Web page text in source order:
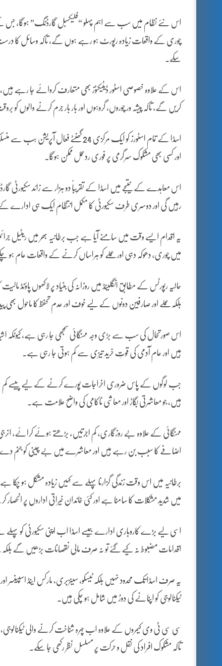
اس نئے نظام میں سب سے اہم پہلو “فلیکسبل گارڈنگ” ہوگا، جس کے
چوری کے واقعات زیادہ رپورٹ ہو رہے ہوں گے، تاکہ وسائل کا درست
سکے۔
اس کے علاوہ خصوصی اسٹور ڈیٹیکٹوز بھی متعارف کروائے جا رہے ہیں،
کریں گے، تاکہ پیشہ ور چوروں، گروہوں اور بار بار جرم کرنے والوں کو
اسڈا کے تمام اسٹورز کو ایک مرکزی 24
اور کسی بھی مشکوک سرگرمی پر فوری ردعمل ممکن ہوگا۔
اس معاہدے کے نتیجے میں اسڈا کے تقریباً دو ہزار سے زائد سکیورٹی
رہیں گی اور دوسری طرف سکیورٹی کا مکمل انتظام ایک ہی ادارے
یہ اقدام ایسے وقت میں سامنے آیا ہے جب برطانیہ بھر میں ریٹیل
میں چوری، دھوکہ دہی اور عملے کو ہراساں کرنے کے واقعات عام ہو
حالیہ رپورٹس کے مطابق انگلینڈ میں روزانہ کی بنیاد پر لاکھوں پاؤنڈ
بلکہ عملے اور صارفین دونوں کے لیے خوف اور عدم تحفظ کا ماحول بھی
اس صورتحال کی سب سے بڑی وجہ مہنگائی سمجھی جا رہی ہے، کیونکہ
ہیں اور عام آدمی کی قوتِ خرید تیزی سے کم ہوتی جا رہی ہے۔
جب لوگوں کے پاس ضروری اخراجات پورے کرنے کے لیے پیسے کم ہوں
ہیں، جو معاشرتی بگاڑ اور معاشی ناکامی کی واضح علامت ہے۔
مہنگائی کے علاوہ بے روزگاری، کم اجرتیں، بڑھتے ہوئے کرائے،
اضافے کا سبب بن رہے ہیں اور معاشرے میں بے چینی کو جنم
برطانیہ میں اس وقت زندگی گزارنا پہلے سے کہیں زیادہ مشکل ہو
میں شدید مشکلات کا سامنا ہے اور کئی خاندان خیراتی اداروں پر انحصار
اسی لیے بڑے کاروباری ادارے جیسے اسڈا اب اپنی سکیورٹی کو پہلے
اقدامات مضبوط نہ کیے گئے تو نہ صرف مالی نقصانات بڑھیں گے بلکہ
یہ صرف اسڈا تک محدود نہیں بلکہ ٹیسکو، سینزبری، مارکس اینڈ اسپینسر اور
ٹیکنالوجی کو اپنانے کی دوڑ میں شامل ہو چکی ہیں۔
سی سی ٹی وی کیمروں کے علاوہ اب چہرہ شناخت کرنے والی ٹیکنالوجی، ڈیٹا
تاکہ مشکوک افراد کی نقل و حرکت پر مسلسل نظر رکھی جا سکے۔